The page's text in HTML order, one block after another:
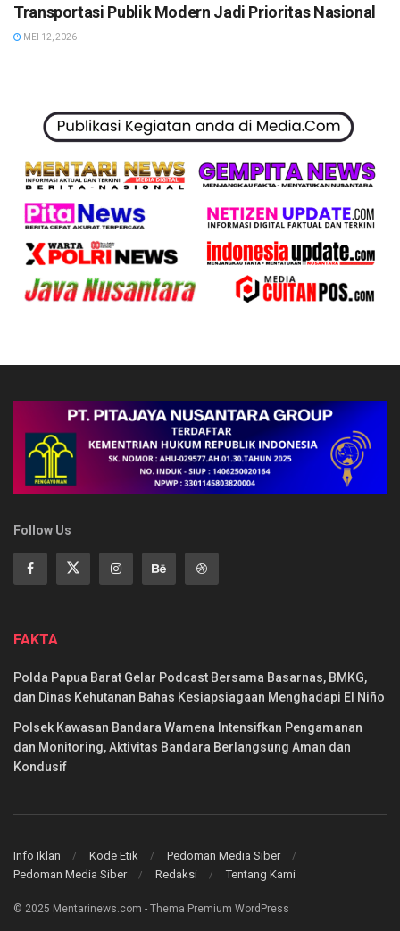
Transportasi Publik Modern Jadi Prioritas Nasional
MEI 12, 2026
Follow Us
FAKTA
Polda Papua Barat Gelar Podcast Bersama Basarnas, BMKG,
dan Dinas Kehutanan Bahas Kesiapsiagaan Menghadapi El Niño
Polsek Kawasan Bandara Wamena Intensifkan Pengamanan
dan Monitoring, Aktivitas Bandara Berlangsung Aman dan
Kondusif
Info Iklan Kode Etik
Pedoman Media Siber
Pedoman Media Siber
Redaksi Tentang Kami
© 2025 Mentarinews.com - Thema Premium WordPress